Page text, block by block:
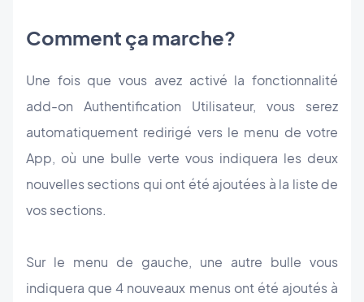
Comment ça marche?
Une fois que vous avez activé la fonctionnalité
add-on Authentification Utilisateur, vous serez
automatiquement redirigé vers le menu de votre
App, où une bulle verte vous indiquera les deux
nouvelles sections qui ont été ajoutées à la liste de
vos sections.
Sur le menu de gauche, une autre bulle vous
indiquera que 4 nouveaux menus ont été ajoutés à